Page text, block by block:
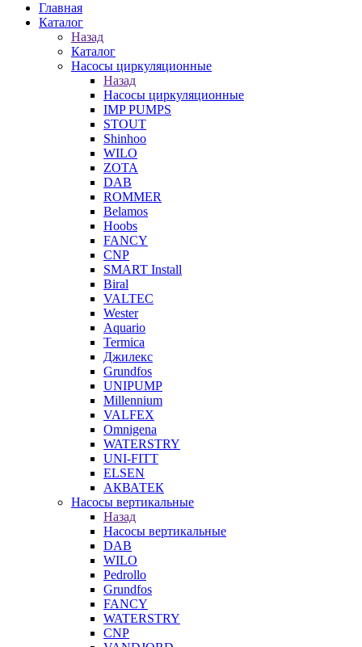
Главная
Каталог
Назад
Каталог
Насосы циркуляционные
Назад
Насосы циркуляционные
IMP PUMPS
STOUT
Shinhoo
WILO
ZOTA
DAB
ROMMER
Belamos
Hoobs
FANCY
CNP
SMART Install
Biral
VALTEC
Wester
Aquario
Termica
Джилекс
Grundfos
UNIPUMP
Millennium
VALFEX
Omnigena
WATERSTRY
UNI-FITT
ELSEN
АКВАТЕК
Насосы вертикальные
Назад
Насосы вертикальные
DAB
WILO
Pedrollo
Grundfos
FANCY
WATERSTRY
CNP